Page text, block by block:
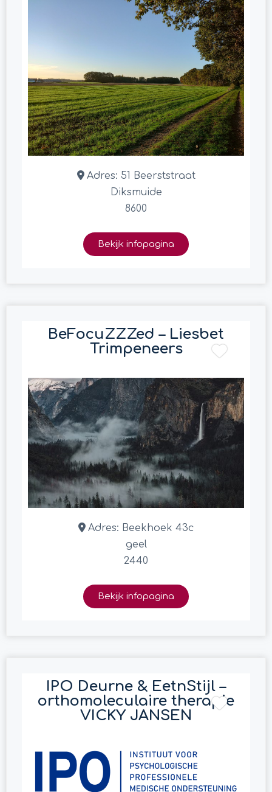
Adres: 51 Beerststraat
Diksmuide
8600
Bekijk infopagina
BeFocuZZZed – Liesbet
Trimpeneers
Adres: Beekhoek 43c
geel
2440
Bekijk infopagina
IPO Deurne & EetnStijl –
orthomoleculaire therapie
VICKY JANSEN